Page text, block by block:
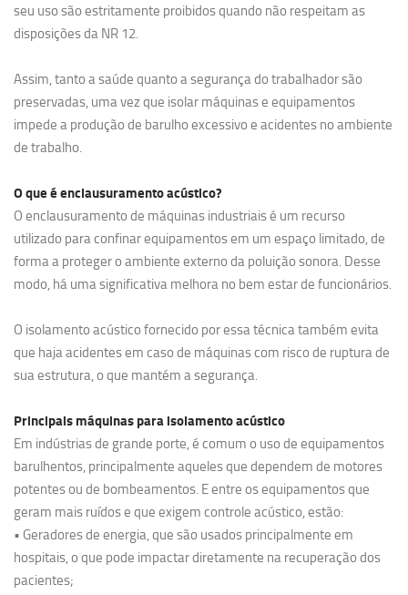
seu uso são estritamente proibidos quando não respeitam as
disposições da NR 12.
Assim, tanto a saúde quanto a segurança do trabalhador são
preservadas, uma vez que isolar máquinas e equipamentos
impede a produção de barulho excessivo e acidentes no ambiente
de trabalho.
O que é enclausuramento acústico?
O enclausuramento de máquinas industriais é um recurso
utilizado para confinar equipamentos em um espaço limitado, de
forma a proteger o ambiente externo da poluição sonora. Desse
modo, há uma significativa melhora no bem estar de funcionários.
O isolamento acústico fornecido por essa técnica também evita
que haja acidentes em caso de máquinas com risco de ruptura de
sua estrutura, o que mantém a segurança.
Principais máquinas para isolamento acústico
Em indústrias de grande porte, é comum o uso de equipamentos
barulhentos, principalmente aqueles que dependem de motores
potentes ou de bombeamentos. E entre os equipamentos que
geram mais ruídos e que exigem controle acústico, estão:
• Geradores de energia, que são usados principalmente em
hospitais, o que pode impactar diretamente na recuperação dos
pacientes;